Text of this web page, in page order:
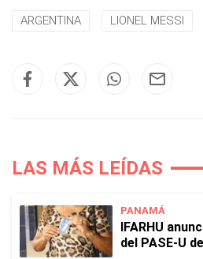
ARGENTINA LIONEL MESSI
LAS MÁS LEÍDAS
PANAMÁ
IFARHU
del PASE-U